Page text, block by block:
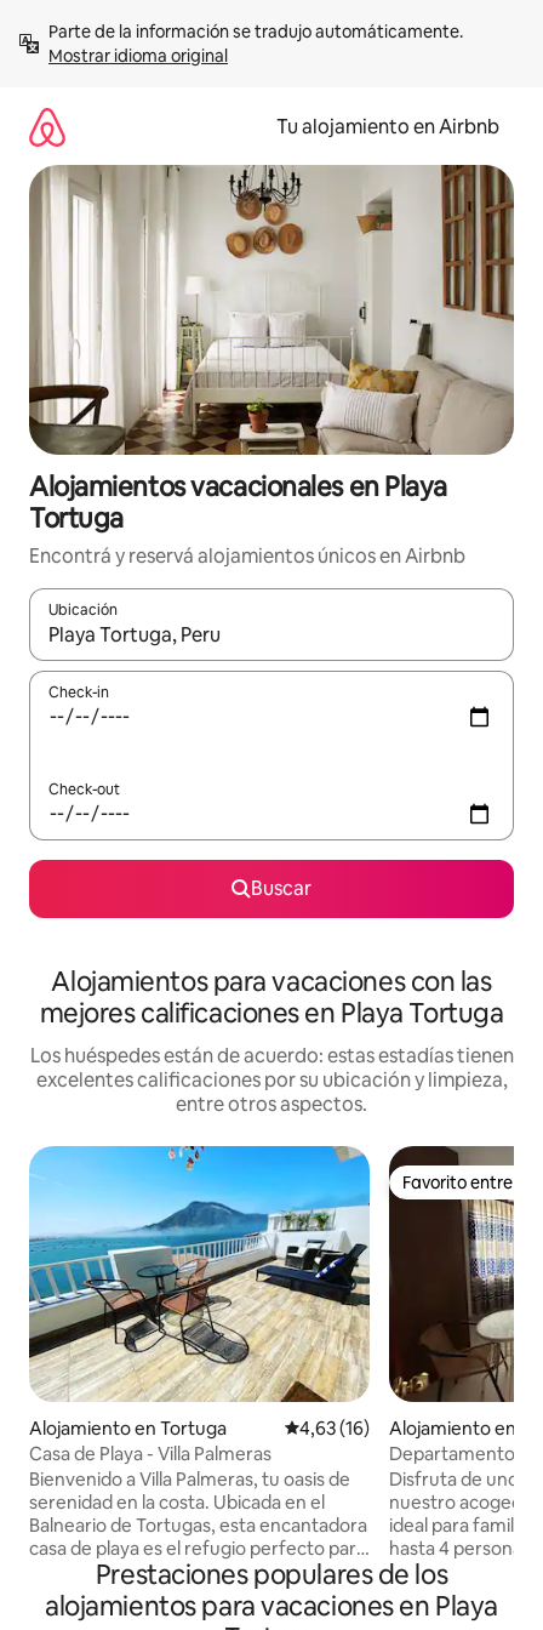
contenidoMostrar idioma original
Tu alojamiento en Airbnb
Alojamientos vacacionales en Playa
Tortuga
Encontrá y reservá alojamientos únicos en Airbnb
Ubicación
Cuando los resultados estén disponibles, navegá con las
Check-in
Check-out
Buscar
Alojamientos para vacaciones con las
mejores calificaciones en Playa Tortuga
Los huéspedes están de acuerdo: estas estadías tienen
excelentes calificaciones por su ubicación y limpieza,
entre otros aspectos.
Alojamiento en Tortuga Calificación promedio: 4,63 de
4,63 (16)
Casa de Playa - Villa Palmeras
Bienvenido a Villa Palmeras, tu oasis de
serenidad en la costa. Ubicada en el
Balneario de Tortugas, esta encantadora
casa de playa es el refugio perfecto para
aquellos que buscan escapar del ajetreo
y el bullicio de la vida cotidiana. Disfruta
de tus días tomando el sol en la piscina
Favorito entre
Favorito entre
Alojamiento en
Departamento
de Tortugas
Disfruta de unos
nuestro
ideal para
hasta 4 personas.
amoblado y
una estadía
Características:
Prestaciones populares de los
alojamientos para vacaciones en Playa